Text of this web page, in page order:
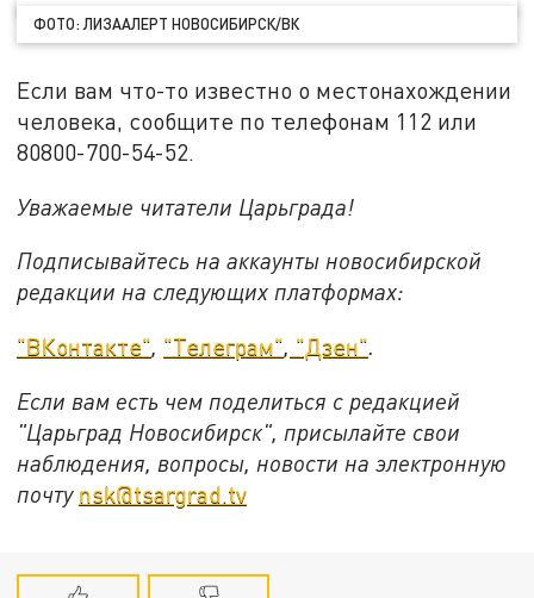
ФОТО: ЛИЗААЛЕРТ НОВОСИБИРСК/ВК
Если вам что-то известно о местонахождении
человека, сообщите по телефонам 112 или
80800-700-54-52.
Уважаемые читатели Царьграда!
Подписывайтесь на аккаунты новосибирской
редакции на следующих платформах:
"ВКонтакте", "Телеграм", "Дзен".
Если вам есть чем поделиться с редакцией
"Царьград Новосибирск", присылайте свои
наблюдения, вопросы, новости на электронную
почту nsk@tsargrad.tv